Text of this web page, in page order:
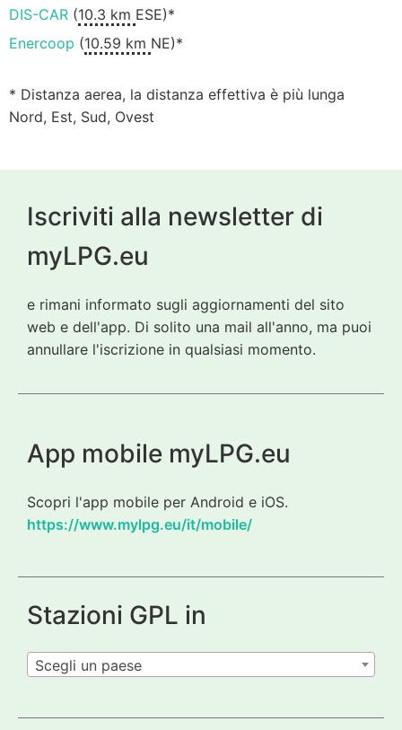
DIS-CAR (10.3 km ESE)*
Enercoop (10.59 km NE)*
* Distanza aerea, la distanza effettiva è più lunga
Nord, Est, Sud, Ovest
Iscriviti alla newsletter di
myLPG.eu
e rimani informato sugli aggiornamenti del sito
web e dell'app. Di solito una mail all'anno, ma puoi
annullare l'iscrizione in qualsiasi momento.
App mobile myLPG.eu
Scopri l'app mobile per Android e iOS.
https://www.mylpg.eu/it/mobile/
Stazioni GPL in
Scegli un paese